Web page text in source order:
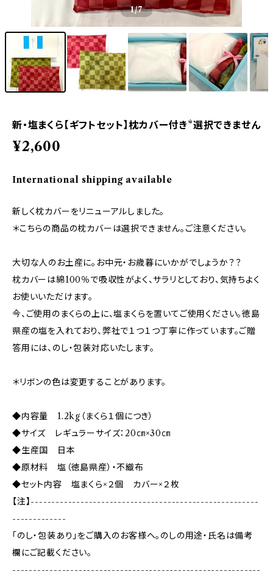
1/7
新・塩まくら【ギフトセット】枕カバー付き*選択できません
¥2,600
International shipping available
新しく枕カバーをリニューアルしました。
＊こちらの商品の枕カバーは選択できません。ご注意ください。
大切な人のお土産に。お中元・お歳暮にいかがでしょうか？？
枕カバーは綿100％で吸収性がよく、サラリとしており、気持ちよく
お使いいただけます。
今、ご使用のまくらの上に、塩まくらを置いてご使用ください。徳島
県産の塩を入れており、弊社で１つ１つ丁寧に作っています。ご贈
答用には、のし・包装対応いたします。
＊リボンの色は変更することがあります。
◆内容量 1.2kg（まくら１個につき）
◆サイズ レギュラーサイズ：20㎝×30㎝
◆生産国 日本
◆原材料 塩（徳島県産）・不織布
◆セット内容 塩まくら×２個 カバー×２枚
【注】-------------------------------------------------------
-------------
「のし・包装あり」をご購入のお客様へ。のしの用途・氏名は備考
欄にご記載ください。
------------------------------------------------------------